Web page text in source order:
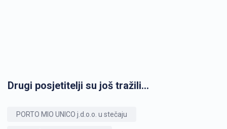
Drugi posjetitelji su još tražili...
PORTO MIO UNICO j.d.o.o. u stečaju